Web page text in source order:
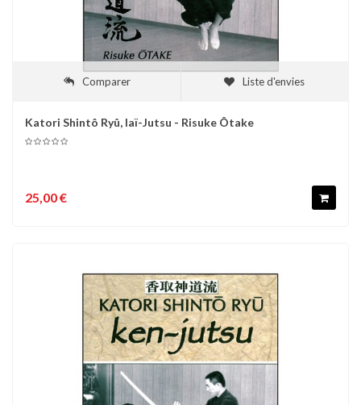
Comparer Liste d'envies
Katori Shintô Ryû, Iaï-Jutsu - Risuke Ôtake
25,00 €